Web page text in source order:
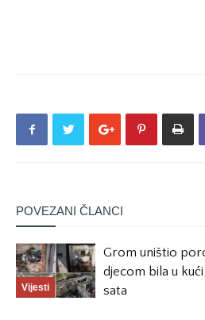
POVEZANI ČLANCI
Vijesti
Grom uništio
djecom bila u
sata